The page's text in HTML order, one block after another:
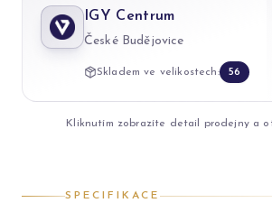
IGY Centrum
České Budějovice
Skladem ve velikostech: 56
Kliknutím zobrazíte detail prodejny a
SPECIFIKACE